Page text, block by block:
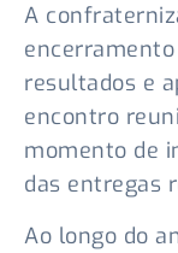
A
resultados e
encontro
momento de
das entregas
Ao longo do